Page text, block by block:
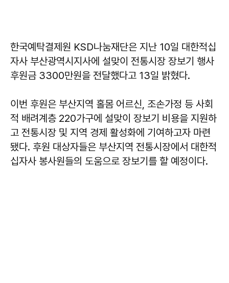
한국예탁결제원 KSD나눔재단은 지난 10일 대한적십
자사 부산광역시지사에 설맞이 전통시장 장보기 행사
후원금 3300만원을 전달했다고 13일 밝혔다.
이번 후원은 부산지역 홀몸 어르신, 조손가정 등 사회
적 배려계층 220가구에 설맞이 장보기 비용을 지원하
고 전통시장 및 지역 경제 활성화에 기여하고자 마련
됐다. 후원 대상자들은 부산지역 전통시장에서 대한적
십자사 봉사원들의 도움으로 장보기를 할 예정이다.